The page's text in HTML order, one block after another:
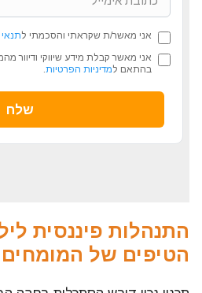
אני מאשר/ת שקראתי והסכמתי ל
אני מאשר קבלת מידע שיווקי ודיוור
בהתאם למדיניות הפרטיות.
התנהלות פיננסית
הטיפים של המומחים